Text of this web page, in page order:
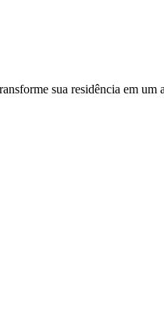
sua residência em